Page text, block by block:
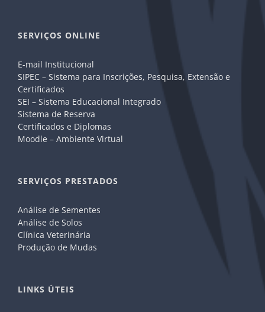
SERVIÇOS ONLINE
E-mail Institucional
SIPEC – Sistema para Inscrições, Pesquisa, Extensão e
Certificados
SEI – Sistema Educacional Integrado
Sistema de Reserva
Certificados e Diplomas
Moodle – Ambiente Virtual
SERVIÇOS PRESTADOS
Análise de Sementes
Análise de Solos
Clínica Veterinária
Produção de Mudas
LINKS ÚTEIS